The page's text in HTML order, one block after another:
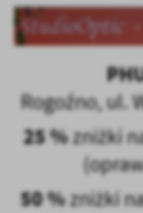
Rogoźno, ul.
25 %zniżki
50 %zniżki